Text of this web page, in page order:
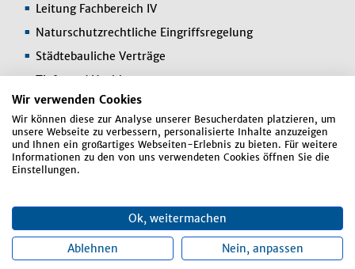
Wir verwenden Cookies
Wir können diese zur Analyse unserer Besucherdaten platzieren, um
unsere Webseite zu verbessern, personalisierte Inhalte anzuzeigen
und Ihnen ein großartiges Webseiten-Erlebnis zu bieten. Für weitere
Informationen zu den von uns verwendeten Cookies öffnen Sie die
Einstellungen.
Ok, weitermachen
Ablehnen Nein, anpassen
Leitung Fachbereich IV
Naturschutzrechtliche Eingriffsregelung
Städtebauliche Verträge
Tief- und Hochbau
Wasserbau und Wasserrecht
Widersprüche Kanalherstellungsbeiträge
Winterdienstverträge
Wirtschaftsförderung